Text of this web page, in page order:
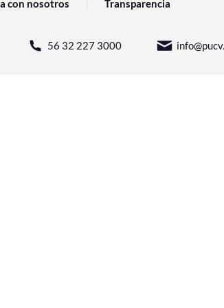
con nosotros Transparencia
56 32 227 3000